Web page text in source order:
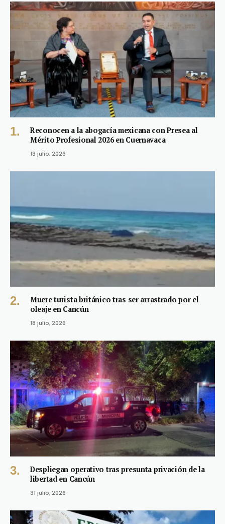
Reconocen a la abogacía mexicana con Presea al
Mérito Profesional 2026 en Cuernavaca
13 julio, 2026
Muere turista británico tras ser arrastrado por el
oleaje en Cancún
18 julio, 2026
Despliegan operativo tras presunta privación de la
libertad en Cancún
31 julio, 2026